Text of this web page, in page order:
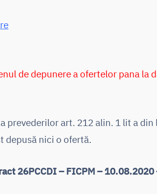
de depunere a ofertelor pana la
prevederilor art. 212 alin. 1 lit a din
depusă nici o ofertă.
26PCCDI – FICPM –